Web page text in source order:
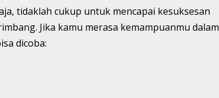
tidaklah cukup untuk mencapai kesuksesan
Jika kamu merasa kemampuanmu dalam
dicoba: